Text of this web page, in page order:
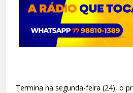
Termina na segunda-feira (24), o